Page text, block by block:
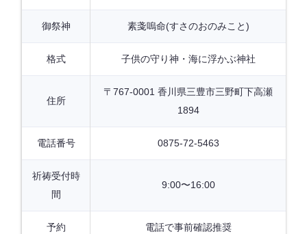
御祭神 素戔嗚命(すさのおのみこと)
格式 子供の守り神・海に浮かぶ神社
住所
〒767-0001 香川県三豊市三野町下高瀬
1894
電話番号 0875-72-5463
祈祷受付時
間
9:00〜16:00
予約 電話で事前確認推奨